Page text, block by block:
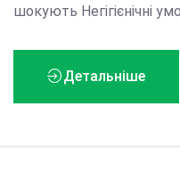
шокують Негігієнічні
Детальніше